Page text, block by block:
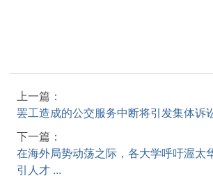
上一篇：
罢工造成的公交服务中断将引发集体诉
下一篇：
在海外局势动荡之际，各大学呼吁渥太
引人才 ...